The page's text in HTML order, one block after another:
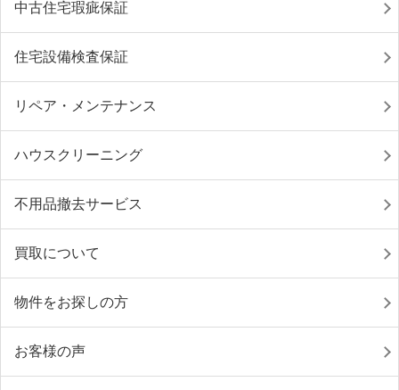
中古住宅瑕疵保証
住宅設備検査保証
リペア・メンテナンス
ハウスクリーニング
不用品撤去サービス
買取について
物件をお探しの方
お客様の声